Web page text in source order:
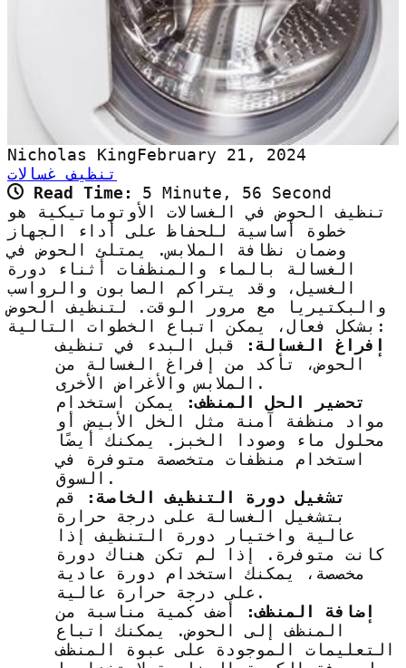
Nicholas KingFebruary 21, 2024
تنظيف غسالات
Read Time:
5 Minute, 56 Second
تنظيف الحوض في الغسالات الأوتوماتيكية هو
خطوة أساسية للحفاظ على أداء الجهاز
وضمان نظافة الملابس. يمتلئ الحوض في
الغسالة بالماء والمنظفات أثناء دورة
الغسيل، وقد يتراكم الصابون والرواسب
والبكتيريا مع مرور الوقت. لتنظيف الحوض
بشكل فعال، يمكن اتباع الخطوات التالية:
إفراغ الغسالة:
قبل البدء في تنظيف
الحوض، تأكد من إفراغ الغسالة من
الملابس والأغراض الأخرى.
تحضير الحل المنظف:
يمكن استخدام
مواد منظفة آمنة مثل الخل الأبيض أو
محلول ماء وصودا الخبز. يمكنك أيضًا
استخدام منظفات متخصصة متوفرة في
السوق.
تشغيل دورة التنظيف الخاصة:
قم
بتشغيل الغسالة على درجة حرارة
عالية واختيار دورة التنظيف إذا
كانت متوفرة. إذا لم تكن هناك دورة
مخصصة، يمكنك استخدام دورة عادية
على درجة حرارة عالية.
إضافة المنظف:
أضف كمية مناسبة من
المنظف إلى الحوض. يمكنك اتباع
التعليمات الموجودة على عبوة المنظف